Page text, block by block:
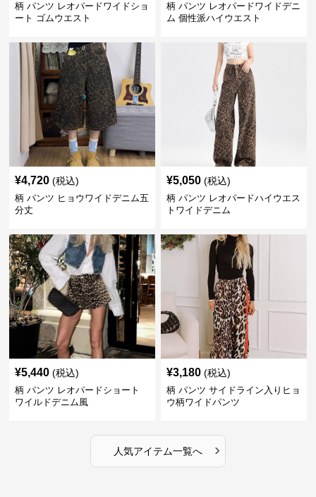
柄 パンツ レオパードワイドショ
ート ゴムウエスト
柄 パンツ レオパードワイドデニ
ム 個性派ハイウエスト
¥4,720 (税込)
柄 パンツ ヒョウワイドデニム五
分丈
¥5,050 (税込)
柄 パンツ レオパードハイウエス
トワイドデニム
¥5,440 (税込)
柄 パンツ レオパードショート
ワイルドデニム風
¥3,180 (税込)
柄 パンツ サイドライン入りヒョ
ウ柄ワイドパンツ
人気アイテム一覧へ ›